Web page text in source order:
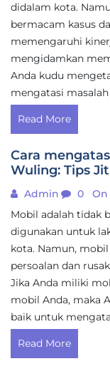
didalam kota.
bermacam kasus
memengaruhi
mengidamkan
Anda kudu
mengatasi
Read More
Cara
Wuling: Tips
Admin 0
On
Mobil adalah tidak
digunakan untuk
kota. Namun,
persoalan dan
Jika Anda miliki
mobil Anda, maka
baik untuk
Read More